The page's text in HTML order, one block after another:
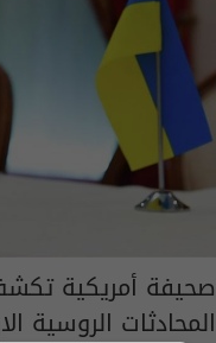
صحيفة أمريكية
المحادثات الروسية